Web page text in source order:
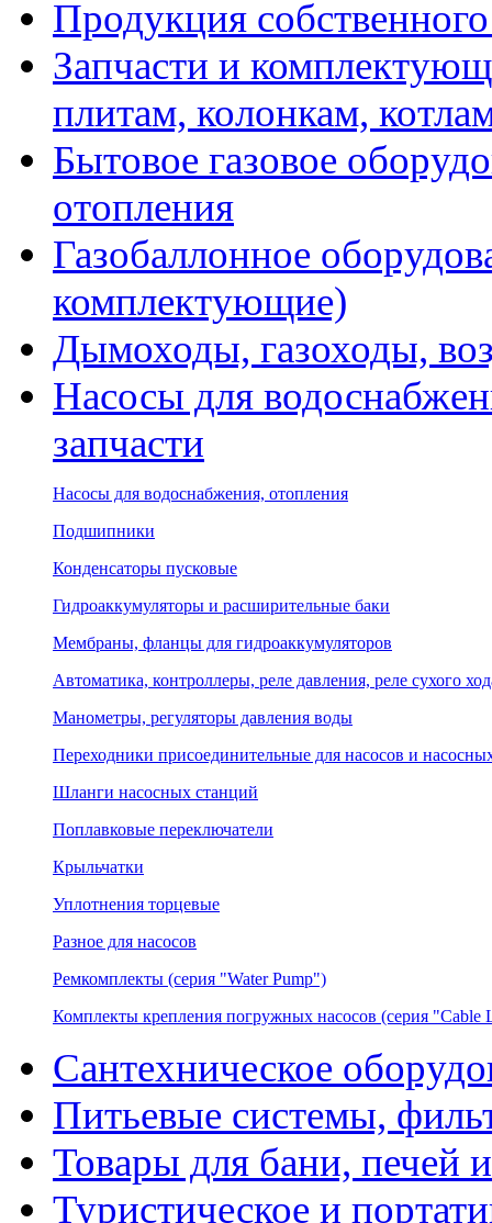
Продукция
Запчасти и
плитам, колонкам,
Бытовое газовое
отопления
Газобаллонное
комплектующие)
Дымоходы, газоходы,
Насосы для
запчасти
Насосы для водоснабжения, отопления
Подшипники
Конденсаторы пусковые
Гидроаккумуляторы и расширительные баки
Мембраны, фланцы для гидроаккумуляторов
Автоматика, контроллеры, реле давления, реле сухого
Манометры, регуляторы давления воды
Переходники присоединительные для насосов и
Шланги насосных станций
Поплавковые переключатели
Крыльчатки
Уплотнения торцевые
Разное для насосов
Ремкомплекты (серия "Water Pump")
Комплекты крепления погружных насосов (серия "Cable
Сантехническое
Питьевые системы,
Товары для бани, печей
Туристическое и